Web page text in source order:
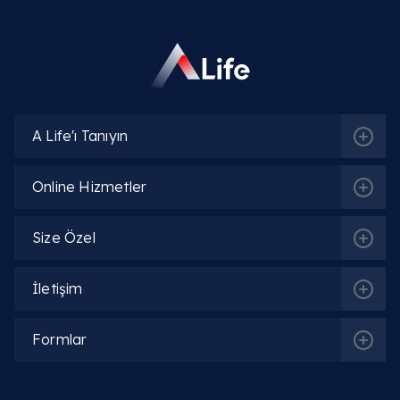
Fıtık patlaması nasıl geçer?
Fıtık patlaması ameliyatı riskleri nelerdir?
Fıtık patlaması ameliyatı olanların yorumları
A Life'ı Tanıyın
Online Hizmetler
Size Özel
İletişim
Formlar